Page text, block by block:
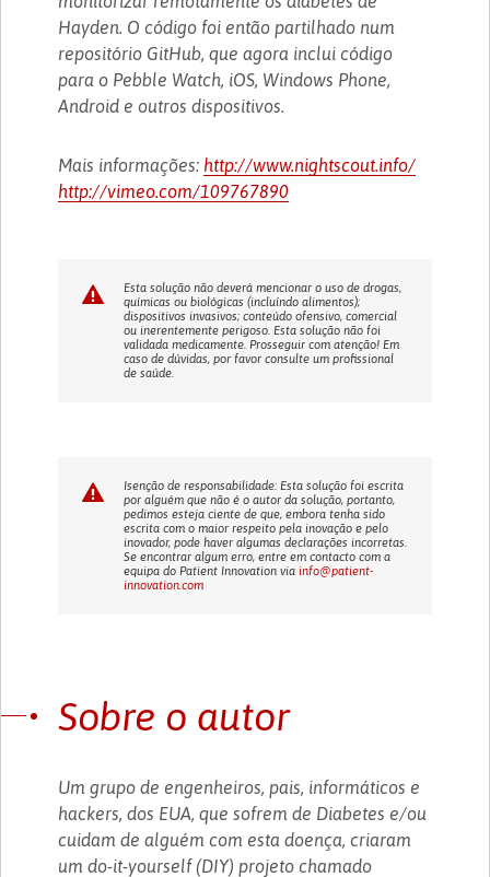
Hayden. O código foi então partilhado num
repositório GitHub, que agora inclui código
para o Pebble Watch, iOS, Windows Phone,
Android e outros dispositivos.
Mais informações: http://www.nightscout.info/
http://vimeo.com/109767890
Esta solução não deverá mencionar o uso de drogas,
químicas ou biológicas (incluíndo alimentos);
dispositivos invasivos; conteúdo ofensivo, comercial
ou inerentemente perigoso. Esta solução não foi
validada medicamente. Prosseguir com atenção! Em
caso de dúvidas, por favor consulte um profissional
de saúde.
Isenção de responsabilidade: Esta solução foi escrita
por alguém que não é o autor da solução, portanto,
pedimos esteja ciente de que, embora tenha sido
escrita com o maior respeito pela inovação e pelo
inovador, pode haver algumas declarações incorretas.
Se encontrar algum erro, entre em contacto com a
equipa do Patient Innovation viainfo@patient-
innovation.com
Sobre o autor
Um grupo de engenheiros, pais, informáticos e
hackers, dos EUA, que sofrem de Diabetes e/ou
cuidam de alguém com esta doença, criaram
um do-it-yourself (DIY) projeto chamado